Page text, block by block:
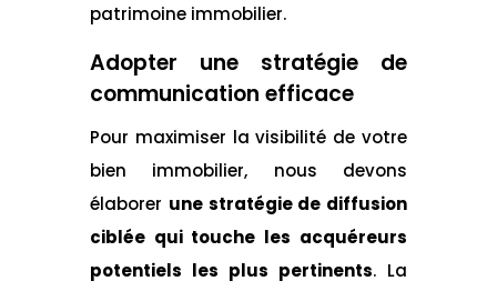
patrimoine immobilier.
Adopter une stratégie de
communication efficace
Pour maximiser la visibilité de votre
bien immobilier, nous devons
élaborer une stratégie de diffusion
ciblée qui touche les acquéreurs
potentiels les plus pertinents. La